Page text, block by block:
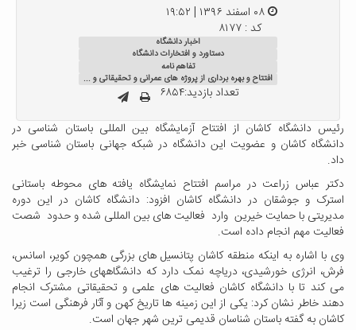
۰۸ اسفند ۱۳۹۶ | ۱۹:۵۲
کد : ۸۱۷۷
اخبار دانشگاه
دستاورد و افتخارات دانشگاه
تفاهم نامه
افتتاح و بهره برداری از پروژه های عمرانی و تحقیقاتی و ...
تعداد بازدید:۶۸۵۴
رئیس دانشگاه کاشان از افتتاح آزمایشگاه بین المللی باستان شناسی در
دانشگاه کاشان و عضویت این دانشگاه در شبکه جهانی باستان شناسی خبر
داد.
دکتر عباس زراعت در مراسم افتتاح نمایشگاه یافته های محوطه باستانی
استرک و جوشقان در دانشگاه کاشان افزود: دانشگاه کاشان در این دوره
مدیریتی با حمایت خیرین وارد فعالیت های بین المللی شده و حدود شصت
فعالیت مهم انجام داده است.
وی با اشاره به اینکه منطقه کاشان پتانسیل های بزرگی همچون کویر، اسانس،
فرش، انرژی خورشیدی، دریاچه نمک دارد که دانشگاههای خارجی را ترغیب
می کند تا با دانشگاه کاشان فعالیت های علمی و تحقیقاتی مشترک انجام
دهند خاطر نشان کرد: یکی از این زمینه ها تاریخ کهن و آثار فرهنگی است زیرا
کاشان به گفته باستان شناسان قدیمی ترین شهر جهان است.